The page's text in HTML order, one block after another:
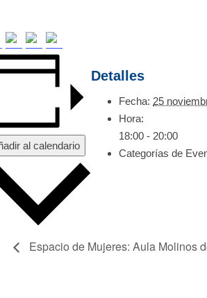
al calendario
Detalles
Fecha: 25
Hora:
18:00 - 20:00
Categorías de
Espacio de Mujeres: Aula Molinos